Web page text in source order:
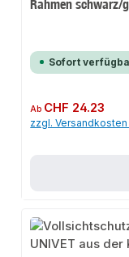
Rahmen schwarz/
Sofort
Regulärer Preis:
Ab CHF 24.23
zzgl. Versandkosten